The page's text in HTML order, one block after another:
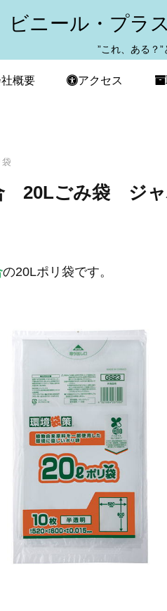
ビニール・プラ
”これ、ある？
概要 アクセス
袋
20Lごみ袋 ジ
の20Lポリ袋です。